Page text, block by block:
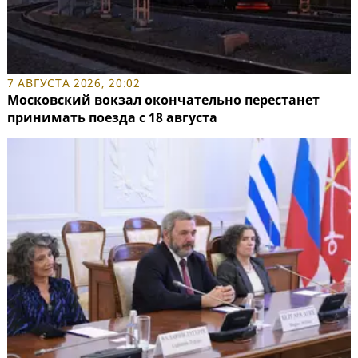
7 АВГУСТА 2026, 20:02
Московский вокзал окончательно перестанет
принимать поезда с 18 августа